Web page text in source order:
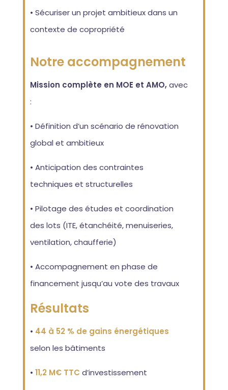
• Sécuriser un projet ambitieux dans un
contexte de copropriété
Notre accompagnement
Mission complète en MOE et AMO,avec
:
• Définition d’un scénario de rénovation
global et ambitieux
• Anticipation des contraintes
techniques et structurelles
• Pilotage des études et coordination
des lots (ITE, étanchéité, menuiseries,
ventilation, chaufferie)
• Accompagnement en phase de
financement jusqu’au vote des travaux
Résultats
• 44 à 52 % de gains énergétiques
selon les bâtiments
• 11,2 M€ TTC d’investissement